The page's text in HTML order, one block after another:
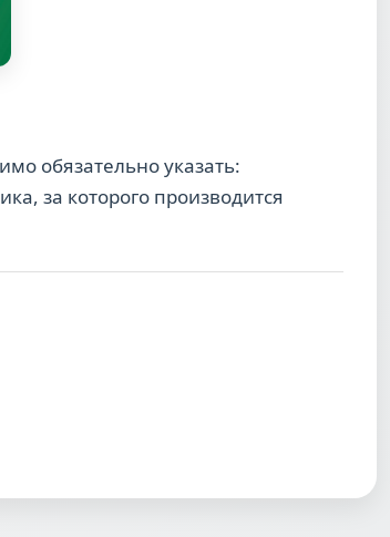
обязательно указать:
за которого производится